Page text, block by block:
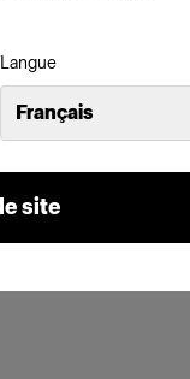
Langue
Français
site